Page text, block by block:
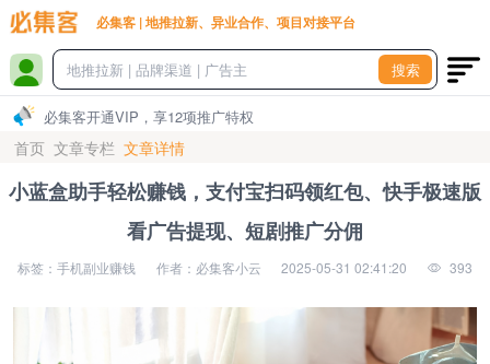
必集客 | 地推拉新、异业合作、项目对接平台
搜索
必集客开通VIP，享12项推广特权
首页 文章专栏 文章详情
小蓝盒助手轻松赚钱，支付宝扫码领红包、快手极速版
看广告提现、短剧推广分佣
标签：手机副业赚钱 作者：必集客小云 2025-05-31 02:41:20 393